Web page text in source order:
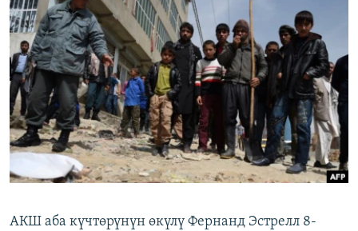
ДАНИСТЕ
ЭЖЕ-СИҢДИЛЕР
АЗАТТЫК+
ЫҢГАЙСЫЗ СУРООЛОР
ОНЛАЙН ШЕРИНЕ
ЭЕ/АРнун бардык сайттары
АКШ аба күчтөрүнүн өкүлү Фернанд Эстрелл 8-